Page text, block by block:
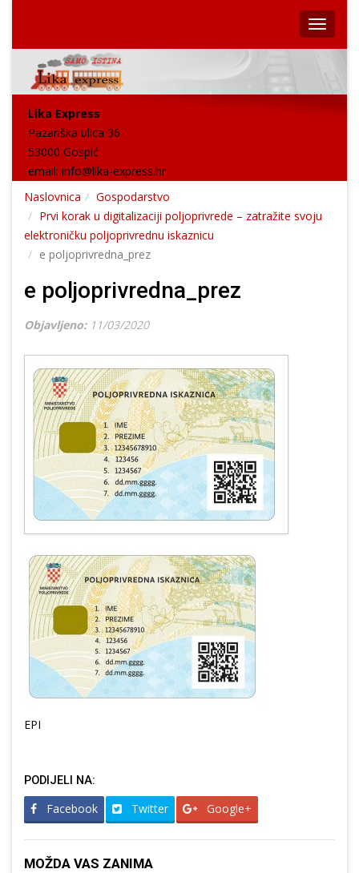
Lika Express
Pazariška ulica 36
53000 Gospić
email: info@lika-express.hr
Naslovnica
Gospodarstvo
Prvi korak u digitalizaciji poljoprivrede – zatražite svoju
elektroničku poljoprivrednu iskaznicu
e poljoprivredna_prez
e poljoprivredna_prez
Objavljeno: 11/03/2020
EPI
PODIJELI NA:
Facebook Twitter Google+
MOŽDA VAS ZANIMA